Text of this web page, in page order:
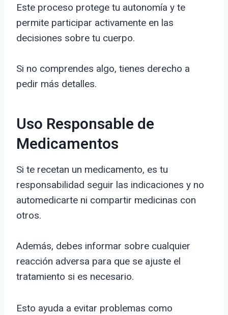
Este proceso protege tu autonomía y te
permite participar activamente en las
decisiones sobre tu cuerpo.
Si no comprendes algo, tienes derecho a
pedir más detalles.
Uso Responsable de
Medicamentos
Si te recetan un medicamento, es tu
responsabilidad seguir las indicaciones y no
automedicarte ni compartir medicinas con
otros.
Además, debes informar sobre cualquier
reacción adversa para que se ajuste el
tratamiento si es necesario.
Esto ayuda a evitar problemas como